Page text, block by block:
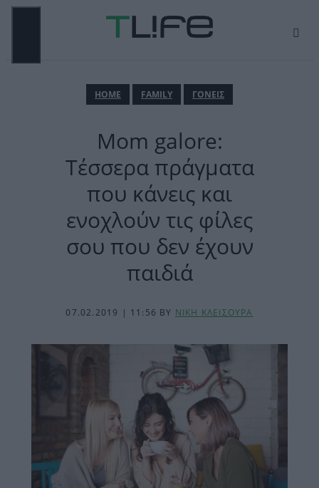
Μετάβαση
ΗΟΜΕ FAMILY ΓΟΝΕΙΣ
Mom galore:
Τέσσερα πράγματα
που κάνεις και
ενοχλούν τις φίλες
σου που δεν έχουν
παιδιά
07.02.2019 | 11:56 BY ΝΙΚΗ ΚΛΕΙΣΟΥΡΑ